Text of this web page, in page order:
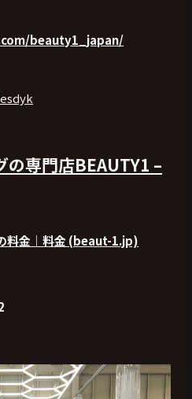
beauty1_japan/
の専門店BEAUTY1 –
料金｜料金 (beaut-1.jp)